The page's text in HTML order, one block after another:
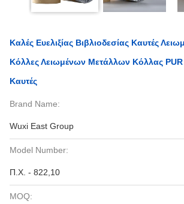
Καλές Ευελιξίας Βιβλιοδεσίας Καυτές
Κόλλες Λειωμένων Μετάλλων Κόλλας PUR
Καυτές
Brand Name:
Wuxi East Group
Model Number:
Π.Χ. - 822,10
MOQ: